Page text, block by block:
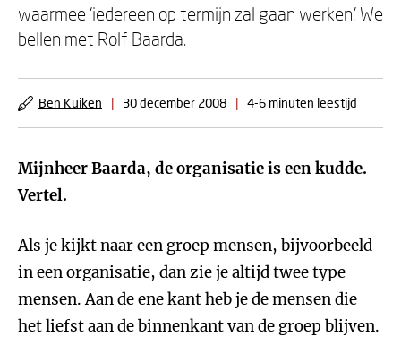
waarmee ‘iedereen op termijn zal gaan werken.’ We
bellen met Rolf Baarda.
Ben Kuiken | 30 december 2008 | 4-6 minuten leestijd
Mijnheer Baarda, de organisatie is een kudde.
Vertel.
Als je kijkt naar een groep mensen, bijvoorbeeld
in een organisatie, dan zie je altijd twee type
mensen. Aan de ene kant heb je de mensen die
het liefst aan de binnenkant van de groep blijven.